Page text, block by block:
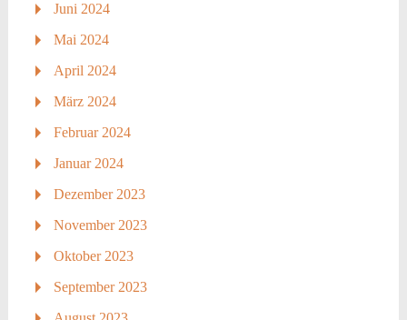
Juni 2024
Mai 2024
April 2024
März 2024
Februar 2024
Januar 2024
Dezember 2023
November 2023
Oktober 2023
September 2023